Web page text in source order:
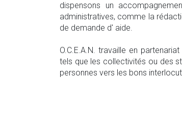
dispensons un
administratives, comme la
de demande d' aide.
O.C.E.A.N. travaille en
tels que les collectivités ou des
personnes vers les bons